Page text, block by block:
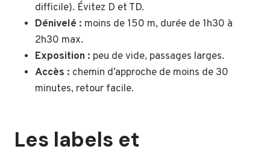
difficile). Évitez D et TD.
Dénivelé : moins de 150 m, durée de 1h30 à
2h30 max.
Exposition : peu de vide, passages larges.
Accès : chemin d’approche de moins de 30
minutes, retour facile.
Les labels et